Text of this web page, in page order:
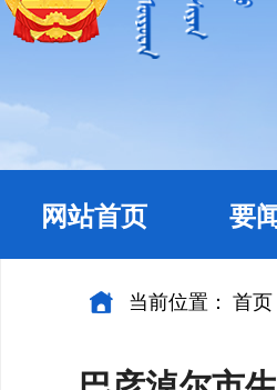
网站首页 要
当前位置： 首页